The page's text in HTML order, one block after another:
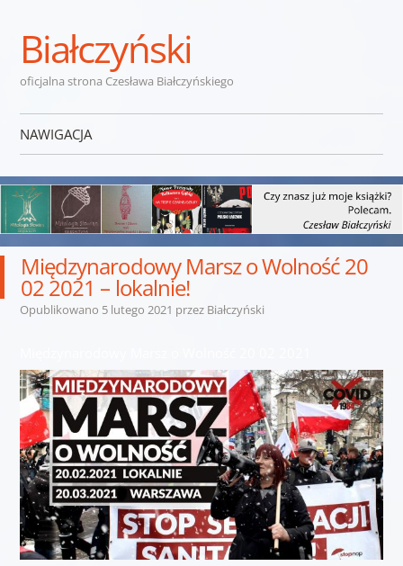
Białczyński
oficjalna strona Czesława Białczyńskiego
NAWIGACJA
Międzynarodowy Marsz o Wolność 20
02 2021 – lokalnie!
Opublikowano 5 lutego 2021 przez Białczyński